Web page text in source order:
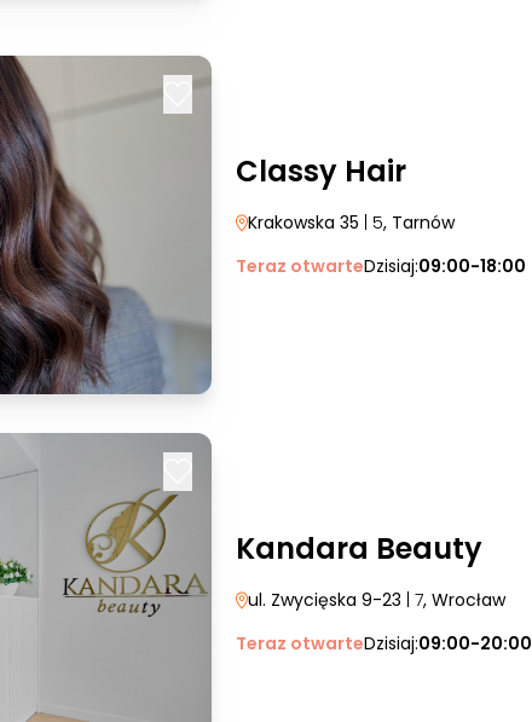
Classy Hair
Krakowska 35 | 5, Tarnów
Teraz otwarteDzisiaj:09:00-18:00
Kandara Beauty
ul. Zwycięska 9-23 | 7, Wrocław
Teraz otwarteDzisiaj:09:00-20:00